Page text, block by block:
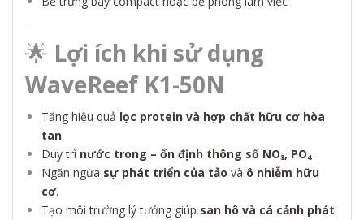
🌟 Lợi ích khi sử dụng
WaveReef K1-50N
Tăng hiệu quả lọc protein và hợp chất hữu cơ hòa
tan.
Duy trì nước trong – ổn định thông số NO₃, PO₄.
Ngăn ngừa sự phát triển của tảo và ô nhiễm hữu
cơ.
Tạo môi trường lý tưởng giúp san hô và cá cảnh phát